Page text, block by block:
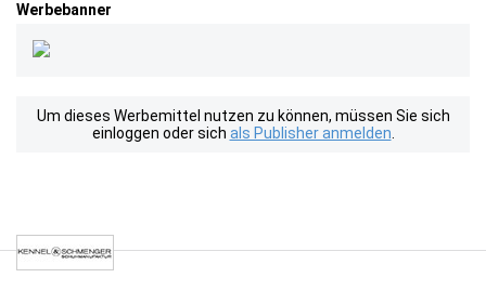
Werbebanner
Um dieses Werbemittel nutzen zu können, müssen Sie sich
einloggen oder sich als Publisher anmelden